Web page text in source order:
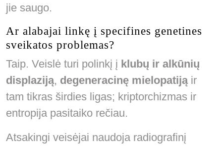
jie saugo.
Ar alabajai linkę į specifines genetines
sveikatos problemas?
Taip. Veislė turi polinkį į klubų ir alkūnių
displaziją, degeneracinę mielopatijąir
tam tikras širdies ligas; kriptorchizmas ir
entropija pasitaiko rečiau.
Atsakingi veisėjai naudoja radiografinį